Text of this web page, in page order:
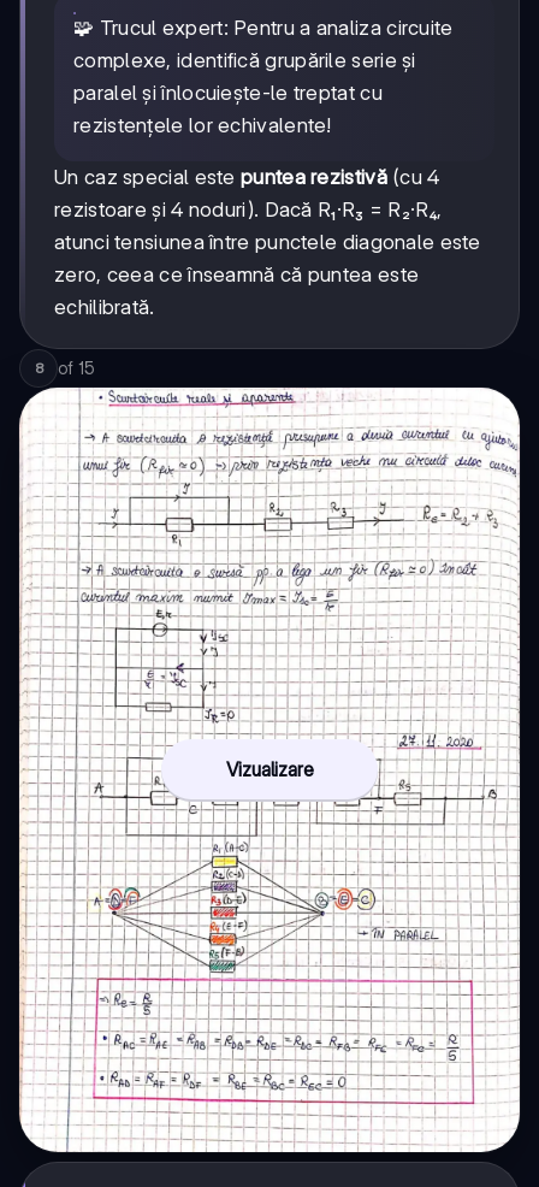
🧩 Trucul expert: Pentru a analiza circuite
complexe, identifică grupările serie și
paralel și înlocuiește-le treptat cu
rezistențele lor echivalente!
Un caz special este puntea rezistivă(cu 4
rezistoare și 4 noduri). Dacă R₁·R₃ = R₂·R₄,
atunci tensiunea între punctele diagonale este
zero, ceea ce înseamnă că puntea este
echilibrată.
8 of 15
Vizualizare